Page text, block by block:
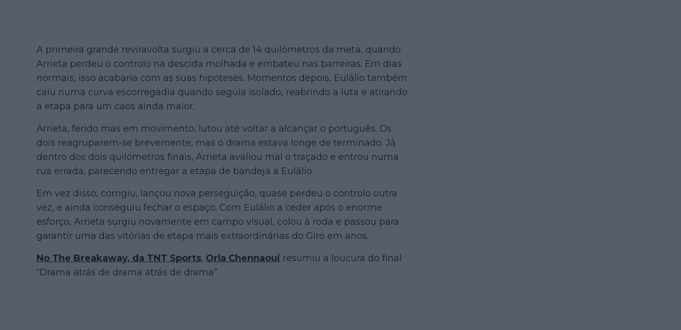
A primeira grande reviravolta surgiu a cerca de 14 quilómetros da meta, quando
Arrieta perdeu o controlo na descida molhada e embateu nas barreiras. Em dias
normais, isso acabaria com as suas hipóteses. Momentos depois, Eulálio também
caiu numa curva escorregadia quando seguia isolado, reabrindo a luta e atirando
a etapa para um caos ainda maior.
Arrieta, ferido mas em movimento, lutou até voltar a alcançar o português. Os
dois reagruparem-se brevemente, mas o drama estava longe de terminado. Já
dentro dos dois quilómetros finais, Arrieta avaliou mal o traçado e entrou numa
rua errada, parecendo entregar a etapa de bandeja a Eulálio.
Em vez disso, corrigiu, lançou nova perseguição, quase perdeu o controlo outra
vez, e ainda conseguiu fechar o espaço. Com Eulálio a ceder após o enorme
esforço, Arrieta surgiu novamente em campo visual, colou à roda e passou para
garantir uma das vitórias de etapa mais extraordinárias do Giro em anos.
No The Breakaway, da TNT Sports, Orla Chennaoui resumiu a loucura do final:
“Drama atrás de drama atrás de drama”.